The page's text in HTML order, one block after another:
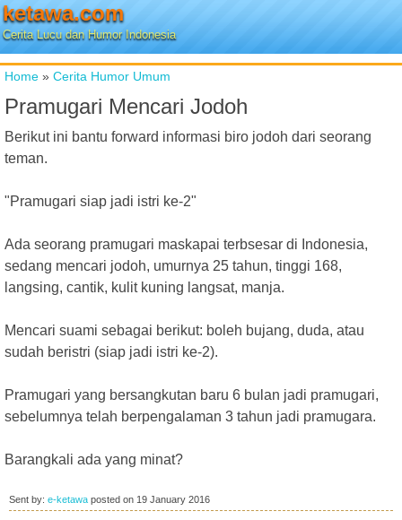
ketawa.com
Cerita Lucu dan Humor Indonesia
Home » Cerita Humor Umum
Pramugari Mencari Jodoh
Berikut ini bantu forward informasi biro jodoh dari seorang
teman.
"Pramugari siap jadi istri ke-2"
Ada seorang pramugari maskapai terbsesar di Indonesia,
sedang mencari jodoh, umurnya 25 tahun, tinggi 168,
langsing, cantik, kulit kuning langsat, manja.
Mencari suami sebagai berikut: boleh bujang, duda, atau
sudah beristri (siap jadi istri ke-2).
Pramugari yang bersangkutan baru 6 bulan jadi pramugari,
sebelumnya telah berpengalaman 3 tahun jadi pramugara.
Barangkali ada yang minat?
Sent by: e-ketawa posted on 19 January 2016